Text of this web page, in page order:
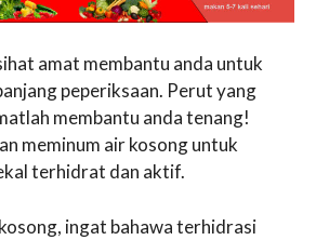
amat membantu anda untuk
peperiksaan. Perut yang
membantu anda tenang!
meminum air kosong untuk
terhidrat dan aktif.
ingat bahawa terhidrasi